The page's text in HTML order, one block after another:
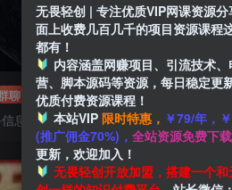
聊
息差
无畏轻创 | 专注优质VIP网课资源
面上收费几百几千的项目资源课程
都有！
内容涵盖网赚项目、引流技术
营、脚本源码等资源，每日稳定更
优质付费资源课程！
本站VIP 限时特惠， ￥79/年，
(推广佣金70%)， 全站资源免费下载
更新，欢迎加入！
无畏轻创开放加盟，搭建一个和